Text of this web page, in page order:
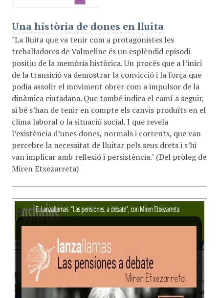
Una història de dones en lluita
"La lluita que va tenir com a protagonistes les
treballadores de Valmeline és un esplèndid episodi
positiu de la memòria històrica. Un procés que a l’inici
de la transició va demostrar la convicció i la força que
podia assolir el moviment obrer com a impulsor de la
dinàmica ciutadana. Que també indica el camí a seguir,
si bé s’han de tenir en compte els canvis produïts en el
clima laboral o la situació social. I que revela
l’existència d’unes dones, normals i corrents, que van
percebre la necessitat de lluitar pels seus drets i s’hi
van implicar amb reflexió i persistència." (Del pròleg de
Miren Etxezarreta)